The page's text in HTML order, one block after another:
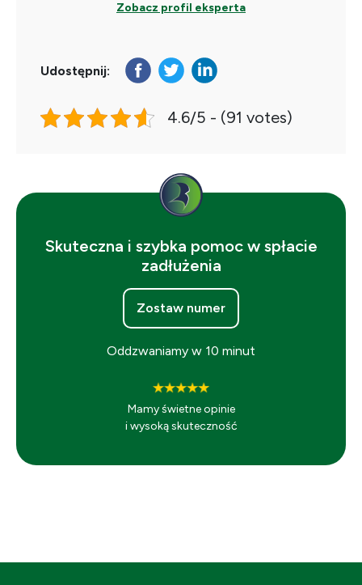
Zobacz profil eksperta
Udostępnij:
4.6/5 - (91 votes)
Skuteczna i szybka pomoc w spłacie
zadłużenia
Zostaw numer
Oddzwaniamy w 10 minut
Mamy świetne opinie
i wysoką skuteczność